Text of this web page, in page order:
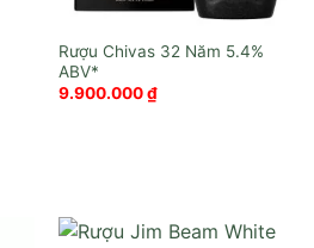
Rượu Chivas 32 Năm
9.900.000₫